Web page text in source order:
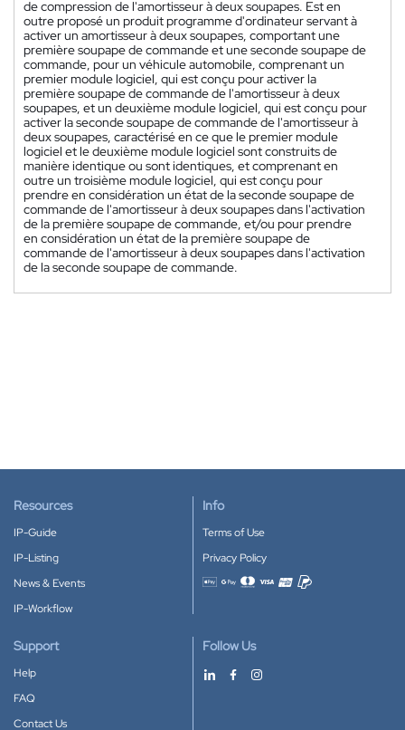
de compression de l'amortisseur à deux soupapes. Est en
outre proposé un produit programme d'ordinateur servant à
activer un amortisseur à deux soupapes, comportant une
première soupape de commande et une seconde soupape de
commande, pour un véhicule automobile, comprenant un
premier module logiciel, qui est conçu pour activer la
première soupape de commande de l'amortisseur à deux
soupapes, et un deuxième module logiciel, qui est conçu pour
activer la seconde soupape de commande de l'amortisseur à
deux soupapes, caractérisé en ce que le premier module
logiciel et le deuxième module logiciel sont construits de
manière identique ou sont identiques, et comprenant en
outre un troisième module logiciel, qui est conçu pour
prendre en considération un état de la seconde soupape de
commande de l'amortisseur à deux soupapes dans l'activation
de la première soupape de commande, et/ou pour prendre
en considération un état de la première soupape de
commande de l'amortisseur à deux soupapes dans l'activation
de la seconde soupape de commande.
Resources
IP-Guide
IP-Listing
News & Events
IP-Workflow
Info
Terms of Use
Privacy Policy
Accepted payment methods
Support
Help
FAQ
Contact Us
Follow Us